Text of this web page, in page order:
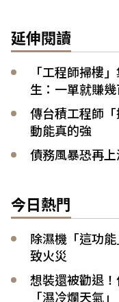
延伸閱讀
「工程師掃樓
生：一單就賺
傳台積工程師
動能真的強
債務風暴恐再
今日熱門
除濕機「這功
致火災
想裝還被勸退
「濕冷爛天氣」